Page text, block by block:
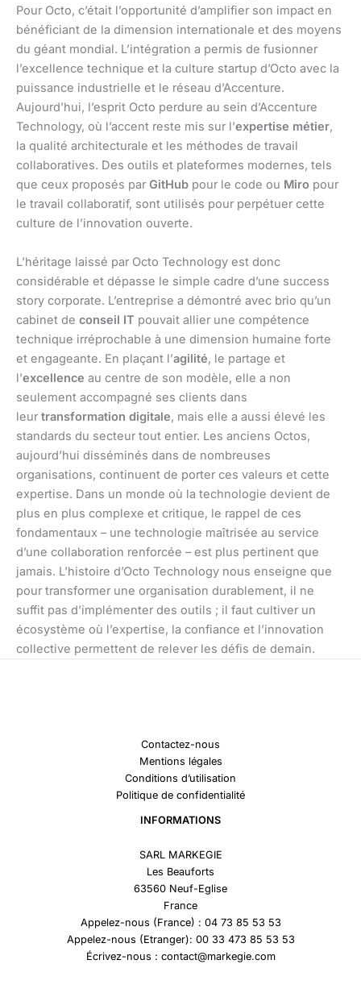
Pour Octo, c’était l’opportunité d’amplifier son impact en
bénéficiant de la dimension internationale et des moyens
du géant mondial. L’intégration a permis de fusionner
l’excellence technique et la culture startup d’Octo avec la
puissance industrielle et le réseau d’Accenture.
Aujourd’hui, l’esprit Octo perdure au sein d’Accenture
Technology, où l’accent reste mis sur l’expertise métier,
la qualité architecturale et les méthodes de travail
collaboratives. Des outils et plateformes modernes, tels
que ceux proposés par GitHub pour le code ou Miro pour
le travail collaboratif, sont utilisés pour perpétuer cette
culture de l’innovation ouverte.
L’héritage laissé par Octo Technology est donc
considérable et dépasse le simple cadre d’une success
story corporate. L’entreprise a démontré avec brio qu’un
cabinet de conseil IT pouvait allier une compétence
technique irréprochable à une dimension humaine forte
et engageante. En plaçant l’agilité, le partage et
l’excellence au centre de son modèle, elle a non
seulement accompagné ses clients dans
leur transformation digitale, mais elle a aussi élevé les
standards du secteur tout entier. Les anciens Octos,
aujourd’hui disséminés dans de nombreuses
organisations, continuent de porter ces valeurs et cette
expertise. Dans un monde où la technologie devient de
plus en plus complexe et critique, le rappel de ces
fondamentaux – une technologie maîtrisée au service
d’une collaboration renforcée – est plus pertinent que
jamais. L’histoire d’Octo Technology nous enseigne que
pour transformer une organisation durablement, il ne
suffit pas d’implémenter des outils ; il faut cultiver un
écosystème où l’expertise, la confiance et l’innovation
collective permettent de relever les défis de demain.
Contactez-nous
Mentions légales
Conditions d’utilisation
Politique de confidentialité
INFORMATIONS
SARL MARKEGIE
Les Beauforts
63560 Neuf-Eglise
France
Appelez-nous (France) : 04 73 85 53 53
Appelez-nous (Etranger): 00 33 473 85 53 53
Écrivez-nous : contact@markegie.com